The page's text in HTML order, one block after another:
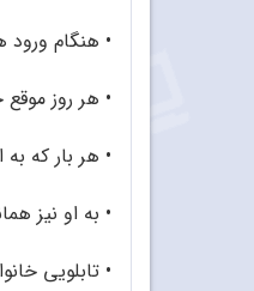
• هنگام ورود
• هر روز
• هر بار که
• به او نیز
• تابلویی